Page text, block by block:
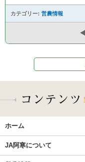
カテゴリー: 営農情報
ホーム
JA阿寒について